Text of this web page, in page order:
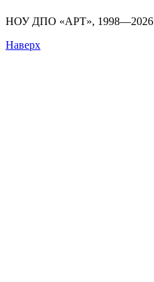
НОУ ДПО «АРТ», 1998—2026
Наверх